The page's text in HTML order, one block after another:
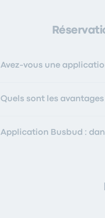
Avez-vous une
Quels sont les
Application Busbud :